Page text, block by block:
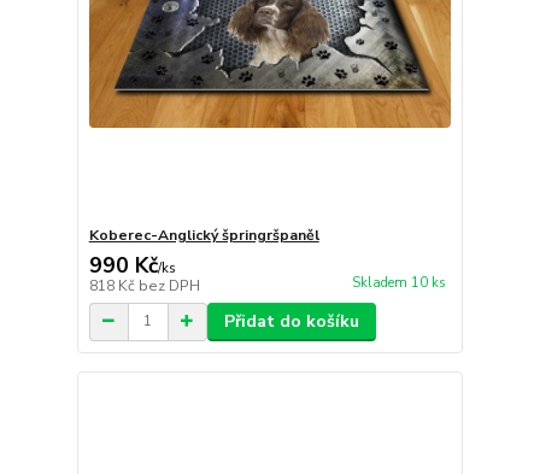
Koberec-Anglický špringršpaněl
990 Kč/ks
818 Kč bez DPH Skladem 10 ks
Přidat do košíku